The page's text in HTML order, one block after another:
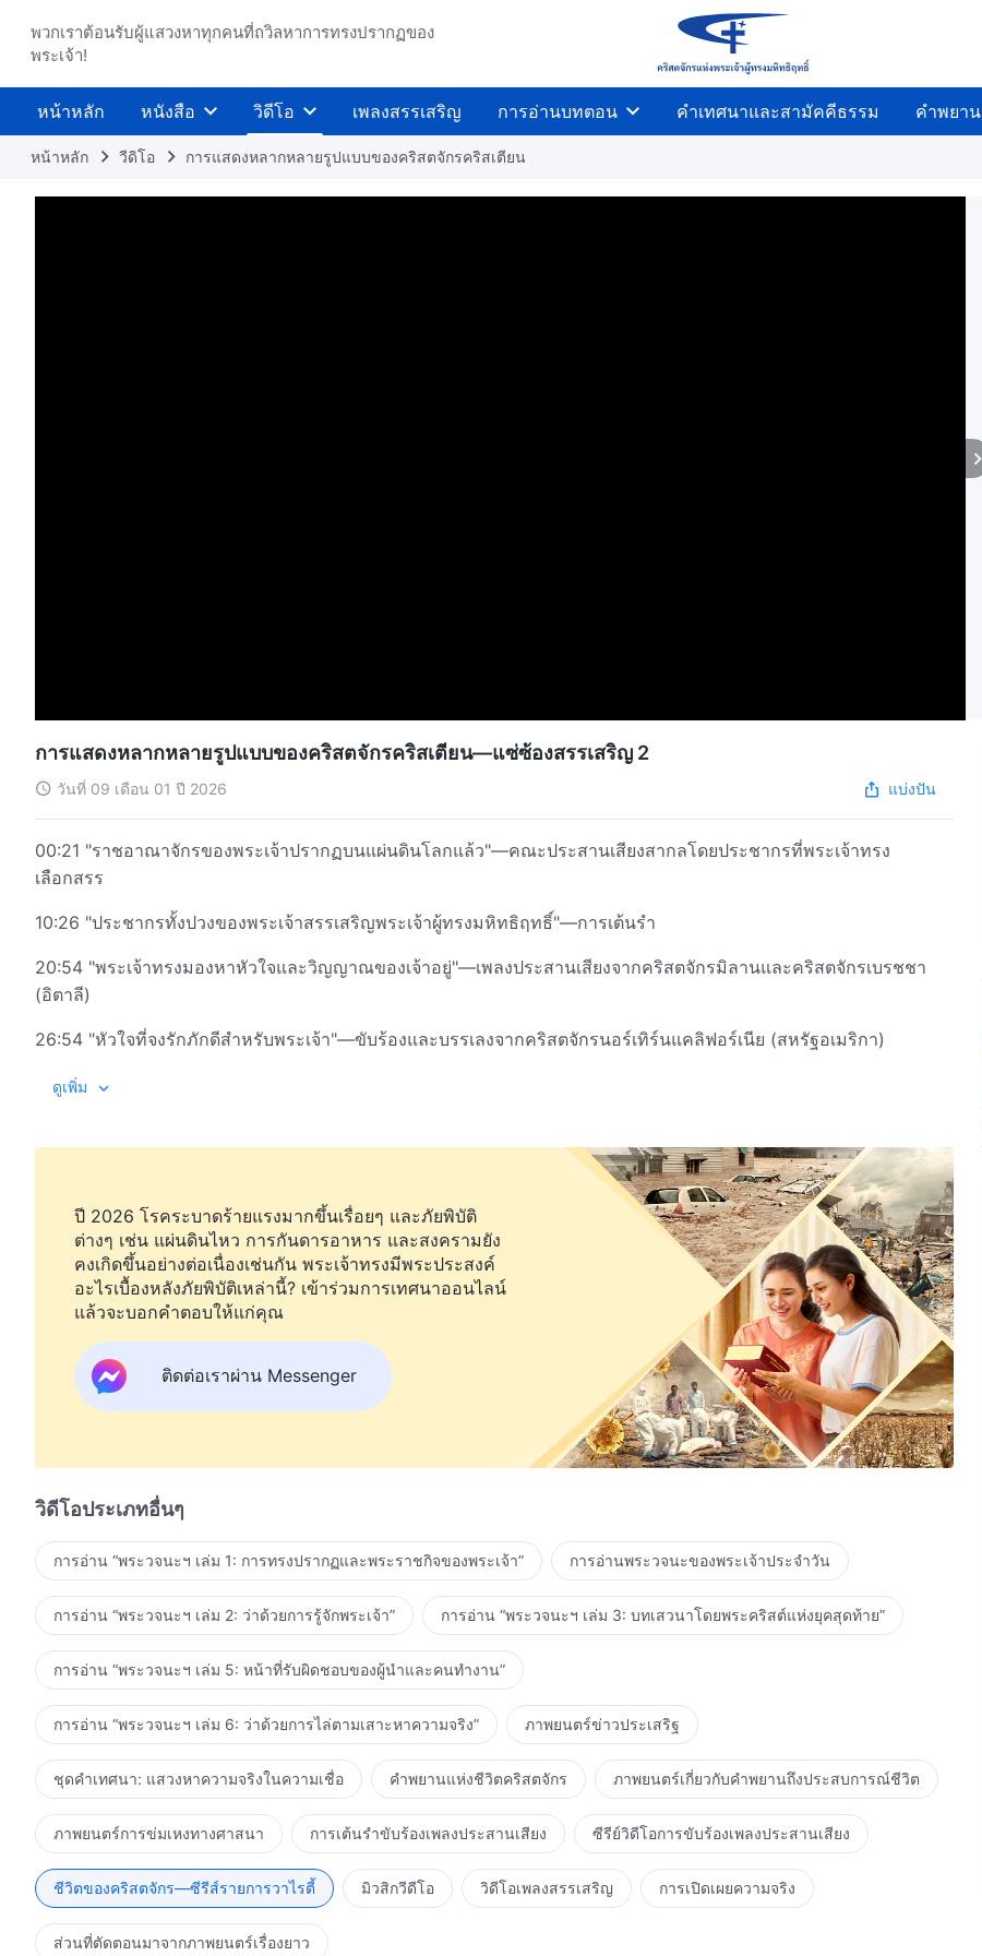
พวกเราต้อนรับผู้แสวงหาทุกคนที่ถวิลหาการทรงปรากฏของ
พระเจ้า!
หน้าหลัก หนังสือ วิดีโอ เพลงสรรเสริญ การอ่านบทตอน คำเทศนาและสามัคคีธรรม คำพยาน
หน้าหลัก วีดิโอ การแสดงหลากหลายรูปแบบของคริสตจักรคริสเตียน
การแสดงหลากหลายรูปแบบของคริสตจักรคริสเตียน—แซ่ซ้องสรรเสริญ 2
วันที่ 09 เดือน 01 ปี 2026 แบ่งปัน
00:21 "ราชอาณาจักรของพระเจ้าปรากฏบนแผ่นดินโลกแล้ว"—คณะประสานเสียงสากลโดยประชากรที่พระเจ้าทรง
เลือกสรร
10:26 "ประชากรทั้งปวงของพระเจ้าสรรเสริญพระเจ้าผู้ทรงมหิทธิฤทธิ์"—การเต้นรำ
20:54 "พระเจ้าทรงมองหาหัวใจและวิญญาณของเจ้าอยู่"—เพลงประสานเสียงจากคริสตจักรมิลานและคริสตจักรเบรชชา
(อิตาลี)
26:54 "หัวใจที่จงรักภักดีสำหรับพระเจ้า"—ขับร้องและบรรเลงจากคริสตจักรนอร์เทิร์นแคลิฟอร์เนีย (สหรัฐอเมริกา)
33:46 "ความรู้สึกที่จริงใจของพระผู้สร้างที่มีต่อมวลมนุษย์"—ดูเอทจากคริสตจักรชิมโบราโซและคริสตจักรเอสเมรัลดัส
41:21 "นักโทษในครอบครัวตัวเอง"—คำพยานจากประสบการณ์จากคริสตจักรเชียงใหม่ (ประเทศไทย)
01:00:58 ผู้คนทั่วโลกเรียนภาษาจีน การอ่านออกเสียงพระวจนะของพระเจ้าเป็นภาษาจีน "พระคริสต์แห่งยุคสุดท้ายเท่านั้นที่
สามารถประทานหนทางแห่งชีวิตนิรันดร์แก่มนุษย์ได้" (ตัดตอน) และการแสดงประสานเสียง "ไม่มีหัวใจของผู้ใดดีไปกว่า
พระทัยของพระเจ้า"
01:14:35 "​​ในแสงสว่างแห่งความรักของพระเจ้า" การแสดงบทเพลงนมัสการต้นฉบับ จากคริสตจักรวอชิงตัน (สหรัฐอเมริกา)
01:19:59 "การสรรเสริญแด่พระเจ้าผู้ทรงมหิทธิฤทธิ์จะไม่มีวันสิ้นสุด"—เพลงขับร้องเดี่ยวจากคริสตจักรเอสซอนน์ (ฝรั่งเศส)
01:29:09 "พระเจ้าทรงสร้างวันพรุ่งนี้ที่สวยงามยิ่งกว่าให้แก่มวลมนุษย์"—เพลงประสานเสียงจากคริสตจักรปังกาซีนัน
(ฟิลิปปินส์)
01:32:01 "พระเจ้าทรงปรารถนาให้ผู้คนจำนวนมากขึ้นได้รับความรอดของพระองค์"—เพลงขับร้องเดี่ยวจากคริสตจักรจีโต
01:42:03 "ผมไม่แข่งขันกับคนอื่นอีกต่อไปแล้ว"—คำพยานจากประสบการณ์จากคริสตจักรซาแลร์โน (อิตาลี)
02:11:10 "ผู้คนควรขจัดความเข้าใจผิดที่มีต่อพระเจ้าอย่างไร?"—ขับร้องหมู่จากคริสตจักรนิวไทเป (ไต้หวัน)
02:16:46 "เพื่อที่จะมีชีวิตรอด เจ้าต้องไล่ตามเสาะหาความจริง"—ดูเอทจากคริสตจักรโทรอนโตและคริสตจักรออนแทรีโอ
(แคนาดา)
02:25:00 "การพิพากษาที่พระเจ้าทรงมีต่อประเทศและกลุ่มชนเป็นอันมาก"—เพลงประสานเสียงจากคริสตจักรฟลอริดา
(สหรัฐอเมริกา)
02:28:58 ผู้คนทั่วโลกเรียนภาษาจีน การอ่านออกเสียงพระวจนะของพระเจ้าเป็นภาษาจีน "ในเวลาที่เจ้าได้เห็นกายจิต
วิญญาณของพระเยซู พระเจ้าจะได้ทรงสร้างสวรรค์และแผ่นดินโลกขึ้นใหม่แล้ว" (ตัดตอน) และการแสดงประสานเสียง "จง
ใส่ใจในชะตากรรมของมวลมนุษย์"
02:35:41 "ชีวิตของสิ่งทรงสร้างทั้งปวงล้วนมาจากพระเจ้า"—การเต้นรำ
ดูเพิ่ม
ปี 2026 โรคระบาดร้ายแรงมากขึ้นเรื่อยๆ และภัยพิบัติ
ต่างๆ เช่น แผ่นดินไหว การกันดารอาหาร และสงครามยัง
คงเกิดขึ้นอย่างต่อเนื่องเช่นกัน พระเจ้าทรงมีพระประสงค์
อะไรเบื้องหลังภัยพิบัติเหล่านี้? เข้าร่วมการเทศนาออนไลน์
แล้วจะบอกคำตอบให้แก่คุณ
ติดต่อเราผ่าน Messenger
วิดีโอประเภทอื่นๆ
การอ่าน “พระวจนะฯ เล่ม 1: การทรงปรากฏและพระราชกิจของพระเจ้า” การอ่านพระวจนะของพระเจ้าประจำวัน
การอ่าน “พระวจนะฯ เล่ม 2: ว่าด้วยการรู้จักพระเจ้า” การอ่าน “พระวจนะฯ เล่ม 3: บทเสวนาโดยพระคริสต์แห่งยุคสุดท้าย”
การอ่าน “พระวจนะฯ เล่ม 5: หน้าที่รับผิดชอบของผู้นำและคนทำงาน”
การอ่าน “พระวจนะฯ เล่ม 6: ว่าด้วยการไล่ตามเสาะหาความจริง” ภาพยนตร์ข่าวประเสริฐ
ชุดคำเทศนา: แสวงหาความจริงในความเชื่อ คำพยานแห่งชีวิตคริสตจักร ภาพยนตร์เกี่ยวกับคำพยานถึงประสบการณ์ชีวิต
ภาพยนตร์การข่มเหงทางศาสนา การเต้นรำขับร้องเพลงประสานเสียง ซีรีย์วิดีโอการขับร้องเพลงประสานเสียง
ชีวิตของคริสตจักร—ซีรีส์รายการวาไรตี้ มิวสิกวีดีโอ วิดีโอเพลงสรรเสริญ การเปิดเผยความจริง
ส่วนที่ตัดตอนมาจากภาพยนตร์เรื่องยาว